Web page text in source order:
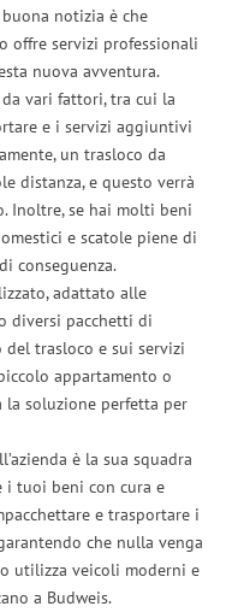
notizia è che
offre servizi professionali
nuova avventura.
vari fattori, tra cui la
e i servizi aggiuntivi
un trasloco da
distanza, e questo verrà
Inoltre, se hai molti beni
e scatole piene di
conseguenza.
adattato alle
diversi pacchetti di
trasloco e sui servizi
appartamento o
la soluzione perfetta per
è la sua squadra
i tuoi beni con cura e
e trasportare i
che nulla venga
utilizza veicoli moderni e
a Budweis.